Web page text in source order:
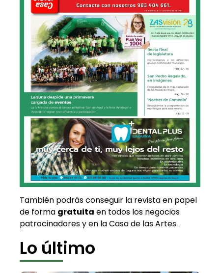
También podrás conseguir la revista en papel
de forma gratuita en todos los negocios
patrocinadores y en la Casa de las Artes.
Lo último